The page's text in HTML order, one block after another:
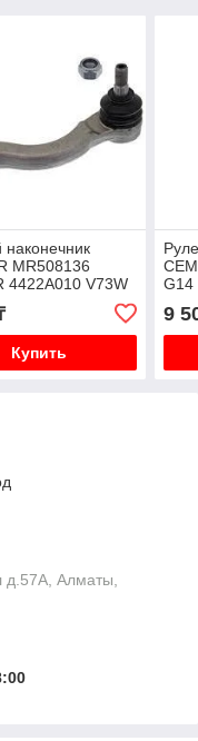
наконечник
MR508136
4422A010 V73W
Купить
G14
9
д.57А, Алматы,